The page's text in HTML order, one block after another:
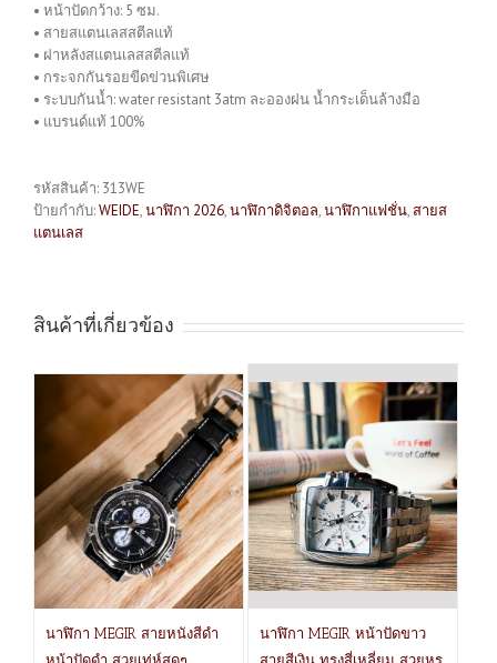
• หน้าปัดกว้าง: 5 ซม.
• สายสแตนเลสสตีลแท้
• ฝาหลังสแตนเลสสตีลแท้
• กระจกกันรอยขีดข่วนพิเศษ
• ระบบกันน้ำ: water resistant 3atm ละอองฝน น้ำกระเด็นล้างมือ
• แบรนด์แท้ 100%
รหัสสินค้า: 313WE
ป้ายกำกับ:WEIDE,นาฬิกา 2026,นาฬิกาดิจิตอล,นาฬิกาแฟชั่น,สายส
แตนเลส
สินค้าที่เกี่ยวข้อง
นาฬิกา MEGIR สายหนังสีดำ
นาฬิกา MEGIR หน้าปัดขาว